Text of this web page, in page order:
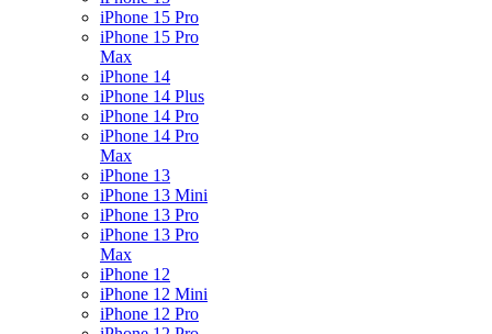
iPhone 15 Pro
iPhone 15 Pro
Max
iPhone 14
iPhone 14 Plus
iPhone 14 Pro
iPhone 14 Pro
Max
iPhone 13
iPhone 13 Mini
iPhone 13 Pro
iPhone 13 Pro
Max
iPhone 12
iPhone 12 Mini
iPhone 12 Pro